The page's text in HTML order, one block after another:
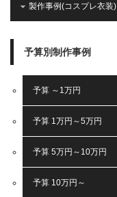
製作事例(コスプレ衣装)
予算別制作事例
予算 ～1万円
予算 1万円～5万円
予算 5万円～10万円
予算 10万円～